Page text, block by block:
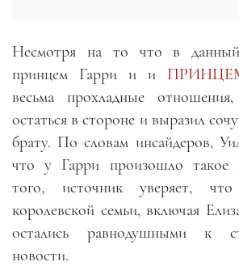
Несмотря на то что в
принцем Гарри и и
весьма прохладные
остаться в стороне и выразил
брату. По словам инсайдеров,
что у Гарри произошло такое
того, источник уверяет,
королевской семьи, включая
остались равнодушными к
новости.